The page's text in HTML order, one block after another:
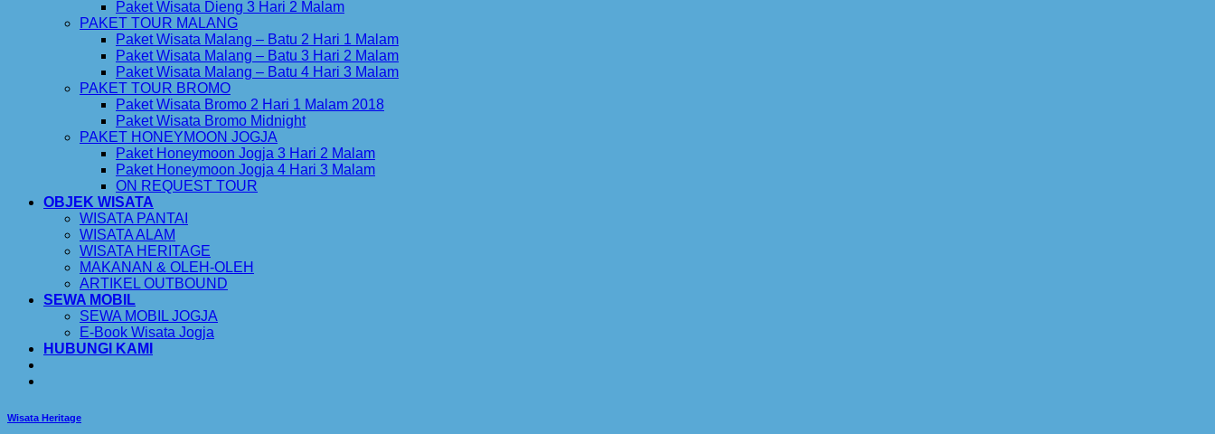
Paket Wisata Dieng 3 Hari 2 Malam
PAKET TOUR MALANG
Paket Wisata Malang – Batu 2 Hari 1 Malam
Paket Wisata Malang – Batu 3 Hari 2 Malam
Paket Wisata Malang – Batu 4 Hari 3 Malam
PAKET TOUR BROMO
Paket Wisata Bromo 2 Hari 1 Malam 2018
Paket Wisata Bromo Midnight
PAKET HONEYMOON JOGJA
Paket Honeymoon Jogja 3 Hari 2 Malam
Paket Honeymoon Jogja 4 Hari 3 Malam
ON REQUEST TOUR
OBJEK WISATA
WISATA PANTAI
WISATA ALAM
WISATA HERITAGE
MAKANAN & OLEH-OLEH
ARTIKEL OUTBOUND
SEWA MOBIL
SEWA MOBIL JOGJA
E-Book Wisata Jogja
HUBUNGI KAMI
Wisata Heritage